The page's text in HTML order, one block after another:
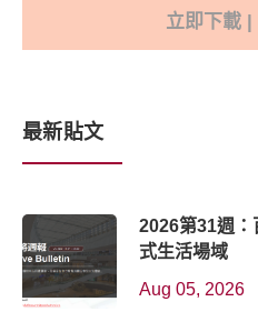
立即下載 |
最新貼文
2026第31週：
式生活場域
Aug 05, 2026